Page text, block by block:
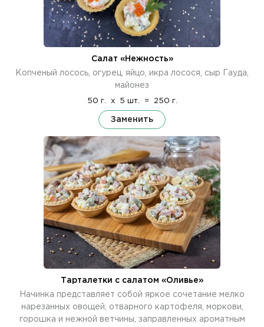
Салат «Нежность»
Копченый лосось, огурец, яйцо, икра лосося, сыр Гауда,
майонез
50 г. x 5 шт. = 250 г.
Заменить
Тарталетки с салатом «Оливье»
Начинка представляет собой яркое сочетание мелко
нарезанных овощей, отварного картофеля, моркови,
горошка и нежной ветчины, заправленных ароматным